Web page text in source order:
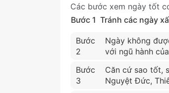
Các bước xem ngày tốt
Bước 1 Tránh các ngày
Bước
2
Ngày không
với ngũ hành
Bước
3
Căn cứ sao tốt,
Nguyệt Đức,